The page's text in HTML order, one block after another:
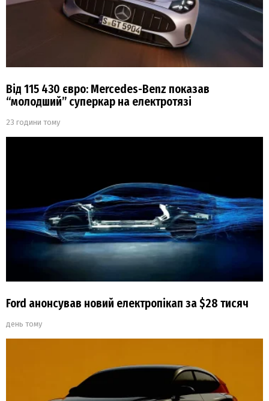
Від 115 430 євро: Mercedes-Benz показав
“молодший” суперкар на електротязі
23 години тому
Ford анонсував новий електропікап за $28 тисяч
день тому